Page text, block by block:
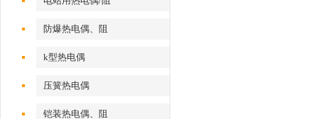
防爆热电偶、阻
k型热电偶
压簧热电偶
铠装热电偶、阻